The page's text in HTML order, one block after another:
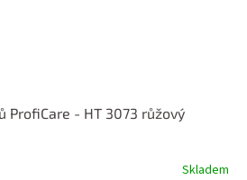
ProfiCare - HT 3073 růžový
Skladem